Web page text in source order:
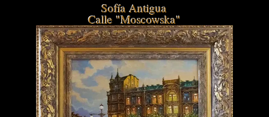
Sofía Antigua
Calle "Moscowska"